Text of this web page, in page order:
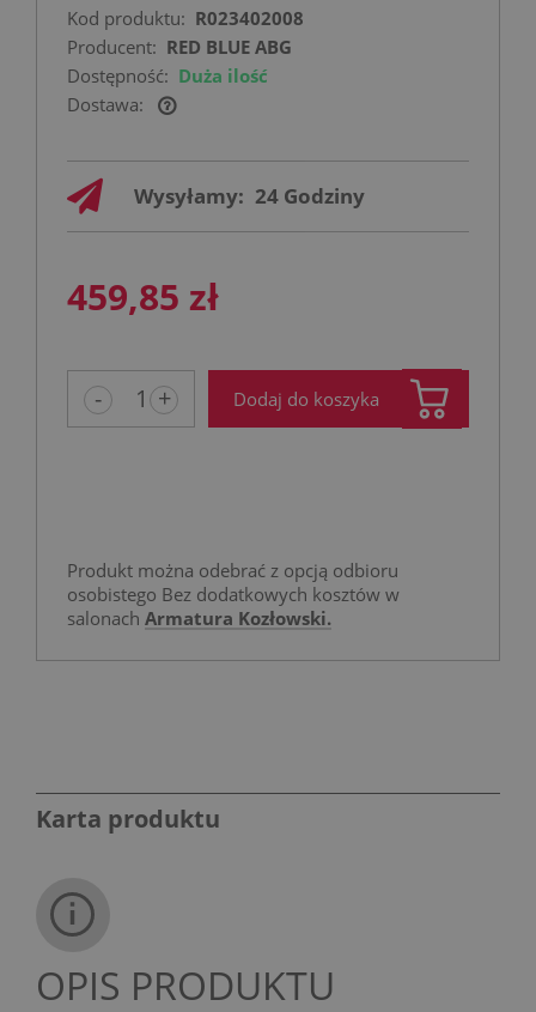
Kod produktu: R023402008
Producent: RED BLUE ABG
Dostępność: Duża ilość
Dostawa:
Cena nie zawiera ewentualnych kosztów
Wysyłamy: 24 Godziny
459,85 zł
- + Dodaj do koszyka
Produkt można odebrać z opcją odbioru
osobistego Bez dodatkowych kosztów w
salonach Armatura Kozłowski.
Karta produktu
OPIS PRODUKTU